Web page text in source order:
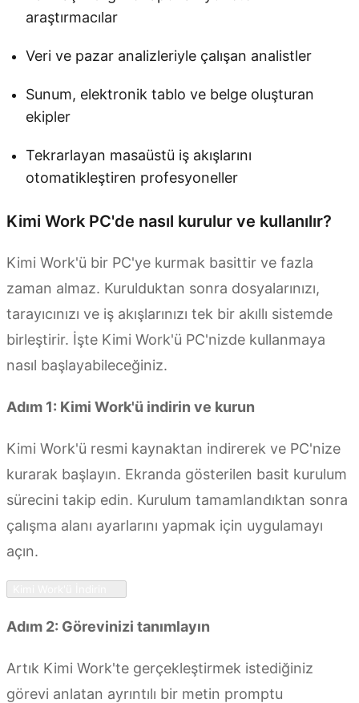
araştırmacılar
Veri ve pazar analizleriyle çalışan analistler
Sunum, elektronik tablo ve belge oluşturan
ekipler
Tekrarlayan masaüstü iş akışlarını
otomatikleştiren profesyoneller
Kimi Work PC'de nasıl kurulur ve kullanılır?
Kimi Work'ü bir PC'ye kurmak basittir ve fazla
zaman almaz. Kurulduktan sonra dosyalarınızı,
tarayıcınızı ve iş akışlarınızı tek bir akıllı sistemde
birleştirir. İşte Kimi Work'ü PC'nizde kullanmaya
nasıl başlayabileceğiniz.
Adım 1: Kimi Work'ü indirin ve kurun
Kimi Work'ü resmi kaynaktan indirerek ve PC'nize
kurarak başlayın. Ekranda gösterilen basit kurulum
sürecini takip edin. Kurulum tamamlandıktan sonra
çalışma alanı ayarlarını yapmak için uygulamayı
açın.
Adım 2: Görevinizi tanımlayın
Artık Kimi Work'te gerçekleştirmek istediğiniz
görevi anlatan ayrıntılı bir metin promptu